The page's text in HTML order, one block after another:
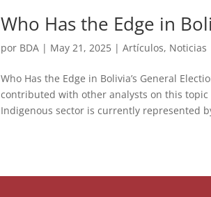
Who Has the Edge in
por BDA | May 21, 2025 |Artículos, Noticias
Who Has the Edge in Bolivia’s General
contributed with other analysts on this topic
Indigenous sector is currently represented